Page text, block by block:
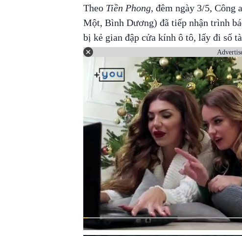
Theo Tiền Phong, đêm ngày 3/5, Công
Một, Bình Dương) đã tiếp nhận trình
bị kẻ gian đập cửa kính ô tô, lấy đi số